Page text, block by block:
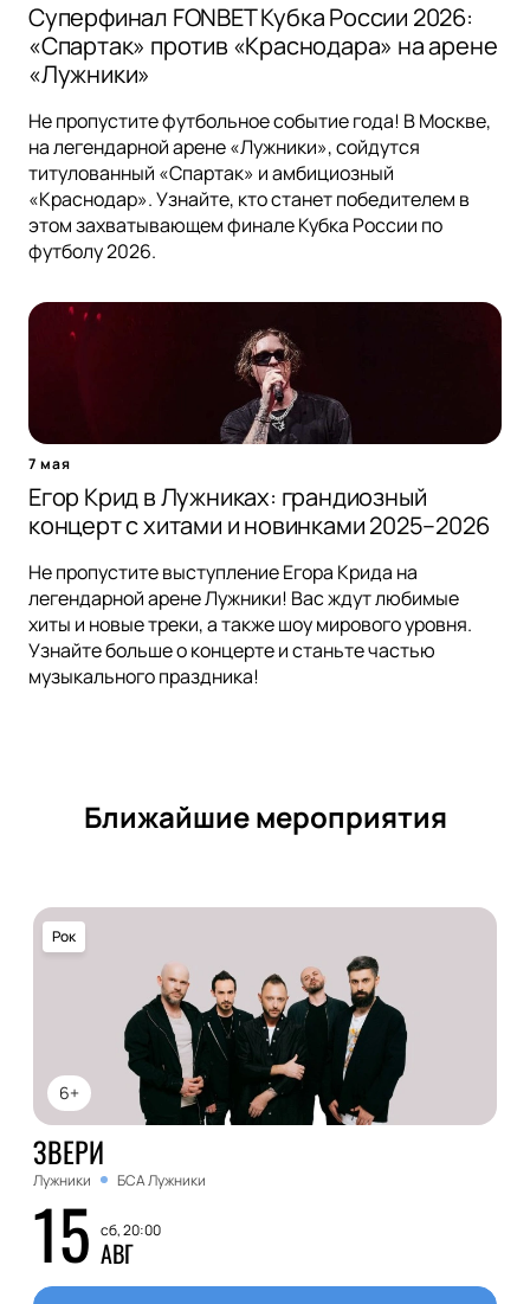
Суперфинал FONBET Кубка России 2026:
«Спартак» против «Краснодара» на арене
«Лужники»
Не пропустите футбольное событие года! В Москве,
на легендарной арене «Лужники», сойдутся
титулованный «Спартак» и амбициозный
«Краснодар». Узнайте, кто станет победителем в
этом захватывающем финале Кубка России по
футболу 2026.
7 мая
Егор Крид в Лужниках: грандиозный
концерт с хитами и новинками 2025–2026
Не пропустите выступление Егора Крида на
легендарной арене Лужники! Вас ждут любимые
хиты и новые треки, а также шоу мирового уровня.
Узнайте больше о концерте и станьте частью
музыкального праздника!
Ближайшие мероприятия
6+
Рок
ЗВЕРИ
Лужники БСА Лужники
15 сб, 20:00
АВГ